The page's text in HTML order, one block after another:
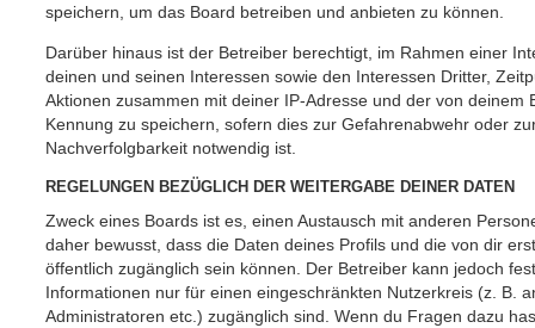
speichern, um das Board betreiben und anbieten zu können.
Darüber hinaus ist der Betreiber berechtigt, im Rahmen einer
deinen und seinen Interessen sowie den Interessen Dritter,
Aktionen zusammen mit deiner IP-Adresse und der von deinem
Kennung zu speichern, sofern dies zur Gefahrenabwehr oder
Nachverfolgbarkeit notwendig ist.
REGELUNGEN BEZÜGLICH DER WEITERGABE DEINER DATEN
Zweck eines Boards ist es, einen Austausch mit anderen
daher bewusst, dass die Daten deines Profils und die von dir
öffentlich zugänglich sein können. Der Betreiber kann jedoch
Informationen nur für einen eingeschränkten Nutzerkreis (z. B.
Administratoren etc.) zugänglich sind. Wenn du Fragen dazu